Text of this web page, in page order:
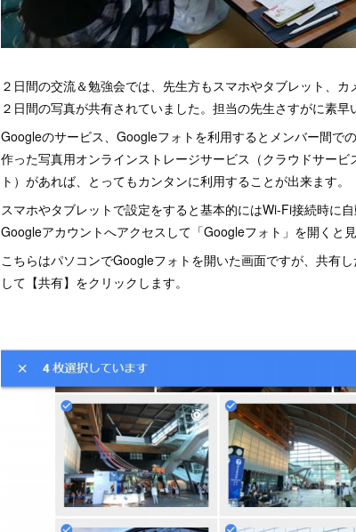
２日間の交流＆勉強会では、先生方もスマホやタブレット、
２日間の写真が共有されていました。担当の先生さすがに素早
Googleのサービス、Googleフォトを利用するとメンバー間で
作った写真用オンラインストレージサービス（クラウドサー
ト）があれば、とってもカンタンに利用することが出来ます。
スマホやタブレットで設定をすると基本的にはWi-Fi接続時に
Googleアカウントへアクセスして「Googleフォト」を開くと見
こちらはパソコンでGoogleフォトを開いた画面ですが、共有
して【共有】をクリックします。